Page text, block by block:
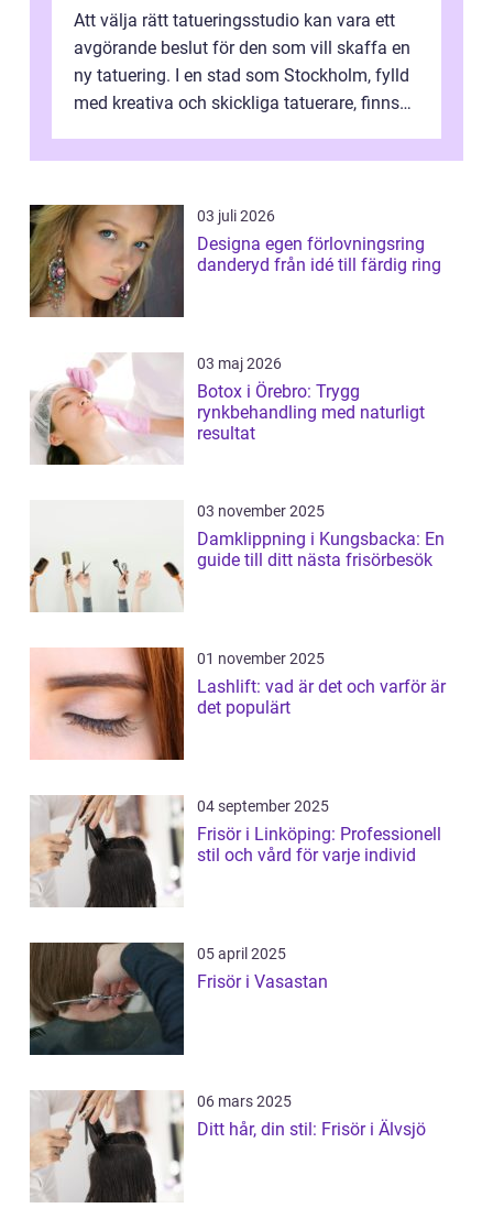
Att välja rätt tatueringsstudio kan vara ett
avgörande beslut för den som vill skaffa en
ny tatuering. I en stad som Stockholm, fylld
med kreativa och skickliga tatuerare, finns
03 juli 2026
Designa egen förlovningsring
danderyd från idé till färdig ring
03 maj 2026
Botox i Örebro: Trygg
rynkbehandling med naturligt
resultat
03 november 2025
Damklippning i Kungsbacka: En
guide till ditt nästa frisörbesök
01 november 2025
Lashlift: vad är det och varför är
det populärt
04 september 2025
Frisör i Linköping: Professionell
stil och vård för varje individ
05 april 2025
Frisör i Vasastan
06 mars 2025
Ditt hår, din stil: Frisör i Älvsjö